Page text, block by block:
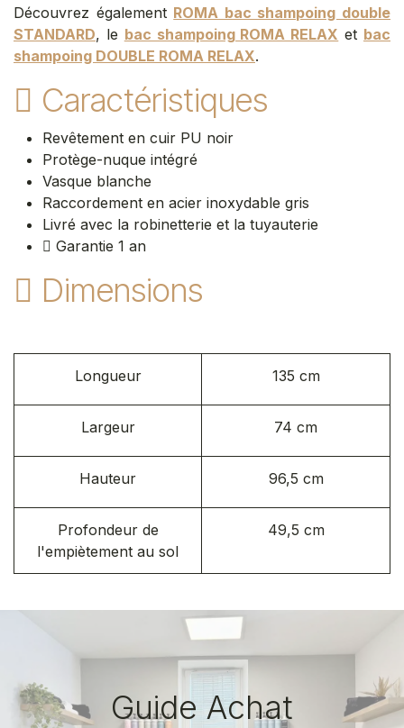
Découvrez également ROMA bac shampoing double
STANDARD, le bac shampoing ROMA RELAX et bac
shampoing DOUBLE ROMA RELAX.
Caractéristiques
Revêtement en cuir PU noir
Protège-nuque intégré
Vasque blanche
Raccordement en acier inoxydable gris
Livré avec la robinetterie et la tuyauterie
Garantie 1 an
Dimensions
Longueur 135 cm
Largeur 74 cm
Hauteur 96,5 cm
Profondeur de
l'empiètement au sol
49,5 cm
Guide Achat